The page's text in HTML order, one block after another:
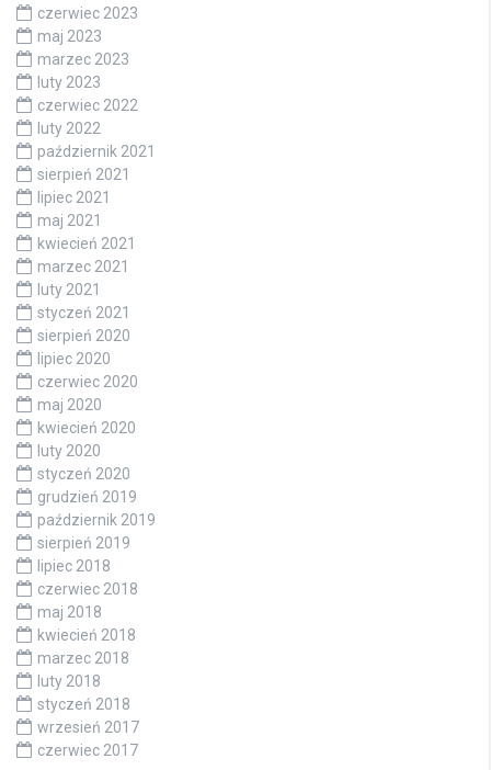
czerwiec 2023
maj 2023
marzec 2023
luty 2023
czerwiec 2022
luty 2022
październik 2021
sierpień 2021
lipiec 2021
maj 2021
kwiecień 2021
marzec 2021
luty 2021
styczeń 2021
sierpień 2020
lipiec 2020
czerwiec 2020
maj 2020
kwiecień 2020
luty 2020
styczeń 2020
grudzień 2019
październik 2019
sierpień 2019
lipiec 2018
czerwiec 2018
maj 2018
kwiecień 2018
marzec 2018
luty 2018
styczeń 2018
wrzesień 2017
czerwiec 2017